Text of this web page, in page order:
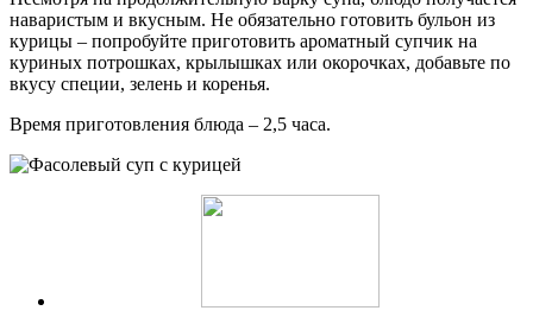
наваристым и вкусным. Не обязательно готовить бульон из
курицы – попробуйте приготовить ароматный супчик на
куриных потрошках, крылышках или окорочках, добавьте по
вкусу специи, зелень и коренья.
Время приготовления блюда – 2,5 часа.